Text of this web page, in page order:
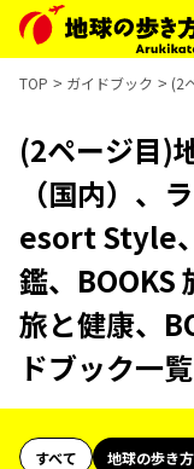
TOP ガイドブック (2
(2ページ目)
（国内）、
esort Style
鑑、BOOKS
旅と健康、
ドブック一覧
すべて 地球の歩き